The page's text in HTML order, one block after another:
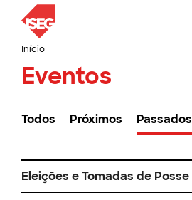
Início
Eventos
Todos Próximos Passados
Eleições e Tomadas de Posse